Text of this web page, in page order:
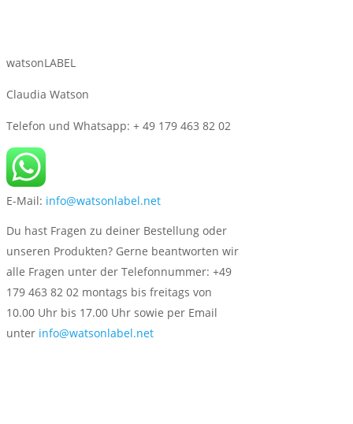
watsonLABEL
Claudia Watson
Telefon und Whatsapp: + 49 179 463 82 02
E-Mail: info@watsonlabel.net
Du hast Fragen zu deiner Bestellung oder
unseren Produkten? Gerne beantworten wir
alle Fragen unter der Telefonnummer: +49
179 463 82 02 montags bis freitags von
10.00 Uhr bis 17.00 Uhr sowie per Email
unter info@watsonlabel.net